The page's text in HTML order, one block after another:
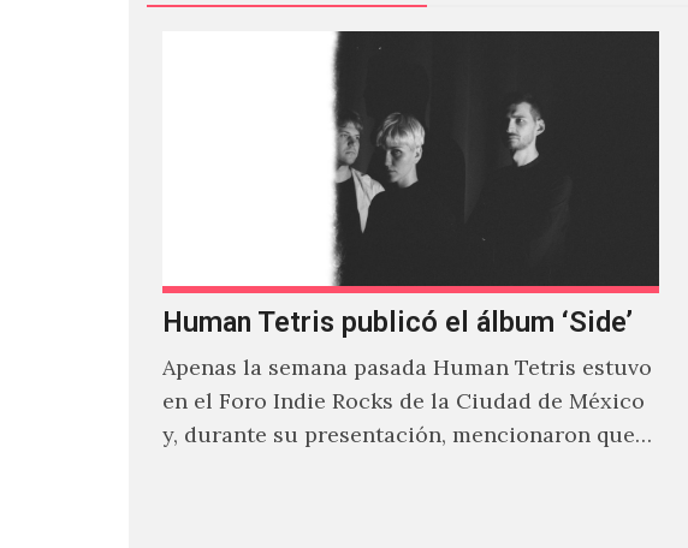
Human Tetris publicó el álbum ‘Side’
Apenas la semana pasada Human Tetris estuvo
en el Foro Indie Rocks de la Ciudad de México
y, durante su presentación, mencionaron que